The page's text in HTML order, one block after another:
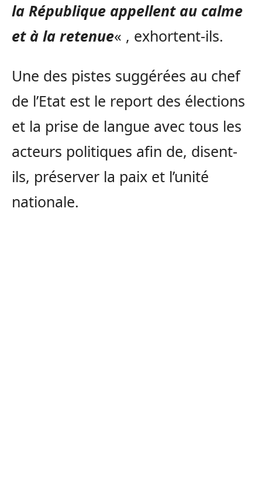
la République appellent au calme
et à la retenue« , exhortent-ils.
Une des pistes suggérées au chef
de l’Etat est le report des élections
et la prise de langue avec tous les
acteurs politiques afin de, disent-
ils, préserver la paix et l’unité
nationale.